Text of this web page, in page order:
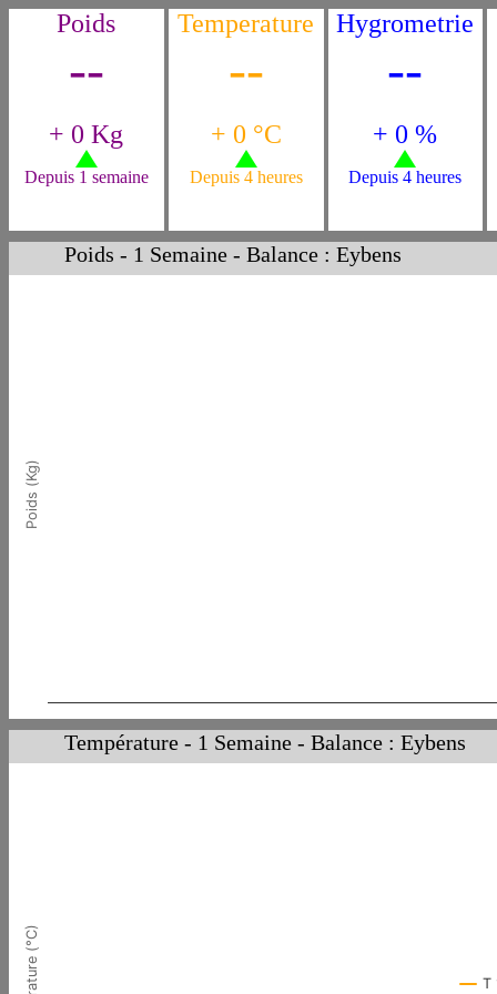
Poids
--
+ 0 Kg
Depuis 1 semaine
Temperature
--
+ 0 °C
Depuis 4 heures
Hygrometrie
--
+ 0 %
Depuis 4 heures
Poids - 1 Semaine - Balance : Eybens
Poids (Kg)
Température - 1 Semaine - Balance : Eybens
)
T